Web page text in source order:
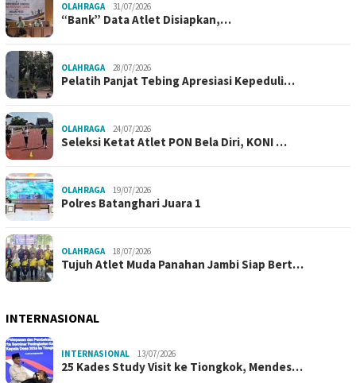
OLAHRAGA 31/07/2026
“Bank” Data Atlet Disiapkan,…
OLAHRAGA 28/07/2026
Pelatih Panjat Tebing Apresiasi Kepeduli…
OLAHRAGA 24/07/2026
Seleksi Ketat Atlet PON Bela Diri, KONI …
OLAHRAGA 19/07/2026
Polres Batanghari Juara 1
OLAHRAGA 18/07/2026
Tujuh Atlet Muda Panahan Jambi Siap Bert…
INTERNASIONAL
INTERNASIONAL 13/07/2026
25 Kades Study Visit ke Tiongkok, Mendes…